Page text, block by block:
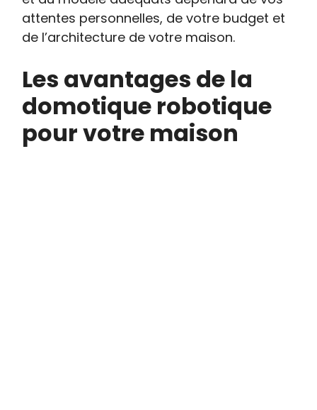
attentes personnelles, de votre budget et
de l’architecture de votre maison.
Les avantages de la
domotique robotique
pour votre maison